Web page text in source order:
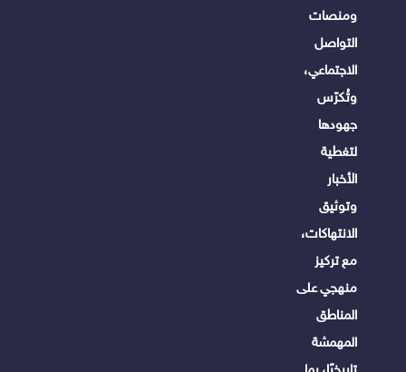
ومنصات
التواصل
الاجتماعي،
وتُكرّس
جهودها
لتغطية
الأخبار
وتوثيق
الانتهاكات،
مع تركيز
منهجي على
المناطق
المهمشة